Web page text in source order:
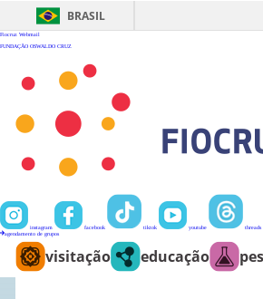
BRASIL
Fiocruz Webmail
FUNDAÇÃO OSWALDO CRUZ
instagram facebook tiktok youtube
threads
agendamento de grupos
visitação educação